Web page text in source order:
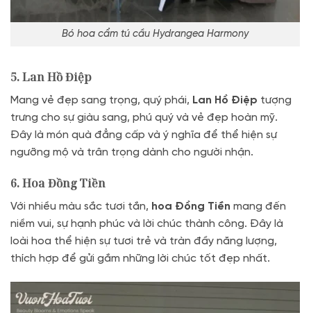
Bó hoa cẩm tú cầu Hydrangea Harmony
5. Lan Hồ Điệp
Mang vẻ đẹp sang trọng, quý phái, Lan Hồ Điệp tượng
trưng cho sự giàu sang, phú quý và vẻ đẹp hoàn mỹ.
Đây là món quà đẳng cấp và ý nghĩa để thể hiện sự
ngưỡng mộ và trân trọng dành cho người nhận.
6. Hoa Đồng Tiền
Với nhiều màu sắc tươi tắn, hoa Đồng Tiền mang đến
niềm vui, sự hạnh phúc và lời chúc thành công. Đây là
loài hoa thể hiện sự tươi trẻ và tràn đầy năng lượng,
thích hợp để gửi gắm những lời chúc tốt đẹp nhất.